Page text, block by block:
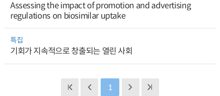
Assessing the impact of promotion and advertising
regulations on biosimilar uptake
특집
기회가 지속적으로 창출되는 열린 사회
1